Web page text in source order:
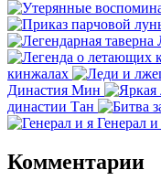
кинжалах
Династия Мин
династии Тан
Генерал и
Комментарии